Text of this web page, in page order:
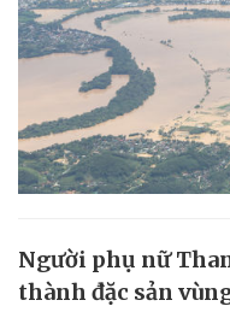
Người phụ nữ
thành đặc sản